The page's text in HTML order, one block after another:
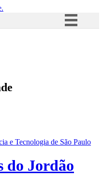
Acesso à informação
e Tecnologia de São Paulo
do Jordão